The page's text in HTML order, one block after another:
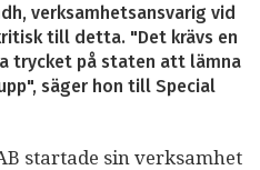
verksamhetsansvarig vid
till detta. "Det krävs en
trycket på staten att lämna
säger hon till Special
startade sin verksamhet